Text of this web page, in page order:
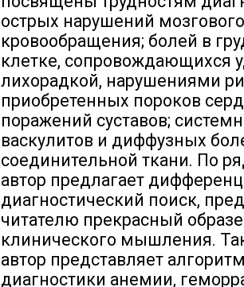
острых нарушений мозгового
кровообращения; болей в
клетке, сопровождающихся
лихорадкой, нарушениями
приобретенных пороков
поражений суставов;
васкулитов и диффузных
соединительной ткани. По
автор предлагает
диагностический поиск,
читателю прекрасный
клинического мышления.
автор представляет
диагностики анемии,